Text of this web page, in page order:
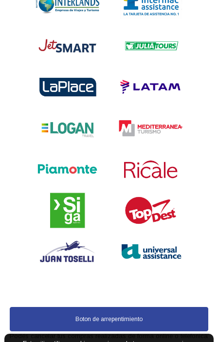
Boton de arrepentimiento
Podés cancelar tus compras realizadas de forma online o telefonica